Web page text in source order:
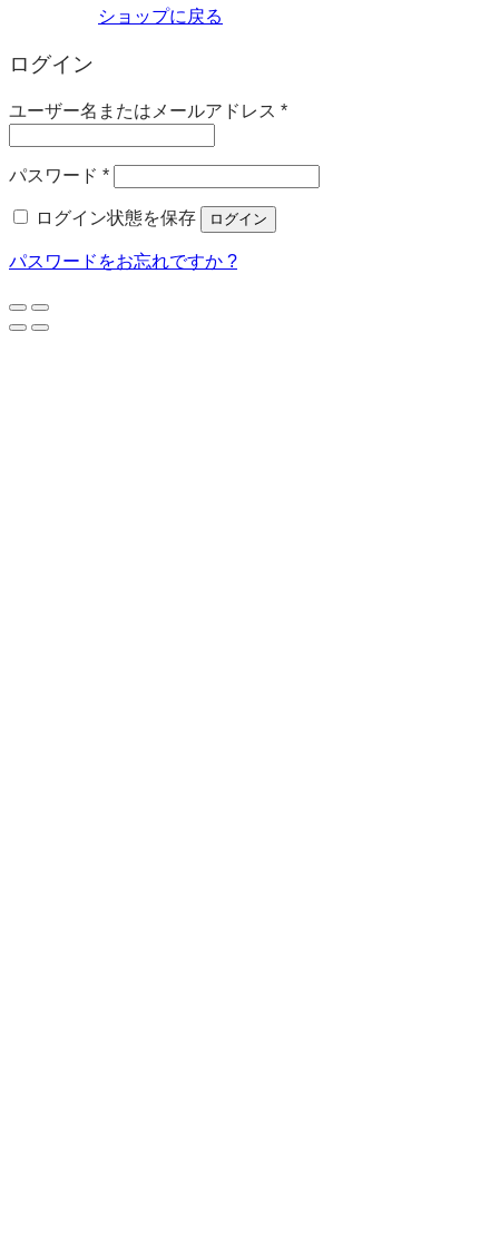
ショップに戻る
ログイン
ユーザー名またはメールアドレス *必
パスワード *必
ログイン状態を保存
ログイン
パスワードをお忘れですか ?